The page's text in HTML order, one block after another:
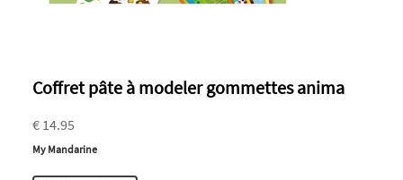
Coffret pâte à modeler gommettes anima
€ 14.95
My Mandarine